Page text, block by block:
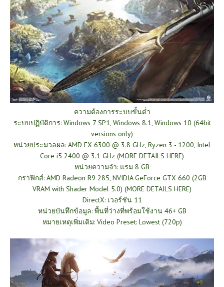
ความต้องการระบบขั้นต่ำ
ระบบปฏิบัติการ: Windows 7 SP1, Windows 8.1, Windows 10 (64bit
versions only)
หน่วยประมวลผล: AMD FX 6300 @ 3.8 GHz, Ryzen 3 - 1200, Intel
Core i5 2400 @ 3.1 GHz (MORE DETAILS HERE)
หน่วยความจำ: แรม 8 GB
กราฟิกส์: AMD Radeon R9 285, NVIDIA GeForce GTX 660 (2GB
VRAM with Shader Model 5.0) (MORE DETAILS HERE)
DirectX: เวอร์ชัน 11
หน่วยบันทึกข้อมูล: พื้นที่ว่างที่พร้อมใช้งาน 46+ GB
หมายเหตุเพิ่มเติม: Video Preset: Lowest (720p)